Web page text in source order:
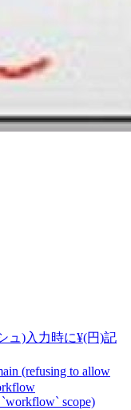
ュ)入力時に¥(円)記
(refusing to allow
scope)